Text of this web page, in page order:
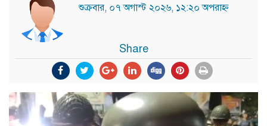
শুক্রবার, ০৭ অগাস্ট ২০২৬, ১২:২০ অপরাহ্ন
Share